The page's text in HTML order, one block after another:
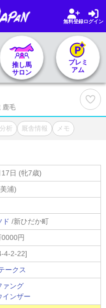
し馬サロンTOP
ス一覧
&予想家
ン案内
無料登録ログイン
推し馬
サロン
プレミ
アム
鹿毛
析 厩舎情報 メモ
日 (牝7歳)
浦)
ド /新ひだか町
円
4-2-22]
ークス
ァング
インザー